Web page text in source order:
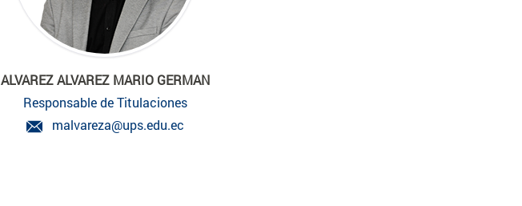
ALVAREZ ALVAREZ MARIO GERMAN
Responsable de Titulaciones
malvareza@ups.edu.ec